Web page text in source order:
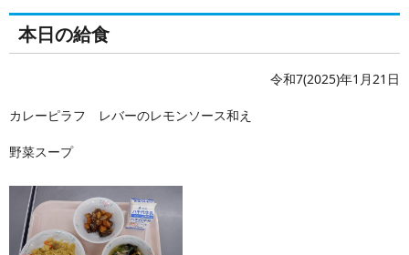
本日の給食
令和7(2025)年1月21日
カレーピラフ レバーのレモンソース和え
野菜スープ